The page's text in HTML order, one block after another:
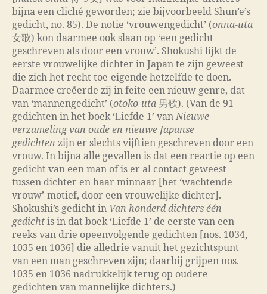
bijna een cliché geworden; zie bijvoorbeeld Shun’e’s
gedicht, no. 85). De notie ‘vrouwengedicht’ (onna-uta
女歌) kon daarmee ook slaan op ‘een gedicht
geschreven als door een vrouw’. Shokushi lijkt de
eerste vrouwelijke dichter in Japan te zijn geweest
die zich het recht toe-eigende hetzelfde te doen.
Daarmee creëerde zij in feite een nieuw genre, dat
van ‘mannengedicht’ (otoko-uta 男歌). (Van de 91
gedichten in het boek ‘Liefde 1’ vanNieuwe
verzameling van oude en nieuwe Japanse
gedichten zijn er slechts vijftien geschreven door een
vrouw. In bijna alle gevallen is dat een reactie op een
gedicht van een man of is er al contact geweest
tussen dichter en haar minnaar [het ‘wachtende
vrouw’-motief, door een vrouwelijke dichter].
Shokushi’s gedicht in Van honderd dichters één
gedicht is in dat boek ‘Liefde 1’ de eerste van een
reeks van drie opeenvolgende gedichten [nos. 1034,
1035 en 1036] die alledrie vanuit het gezichtspunt
van een man geschreven zijn; daarbij grijpen nos.
1035 en 1036 nadrukkelijk terug op oudere
gedichten van mannelijke dichters.)